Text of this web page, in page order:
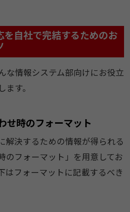
を自社で完結するためのお
な情報システム部向けにお役立
す。
せ時のフォーマット
解決するための情報が得られる
のフォーマット」を用意してお
はフォーマットに記載するべき